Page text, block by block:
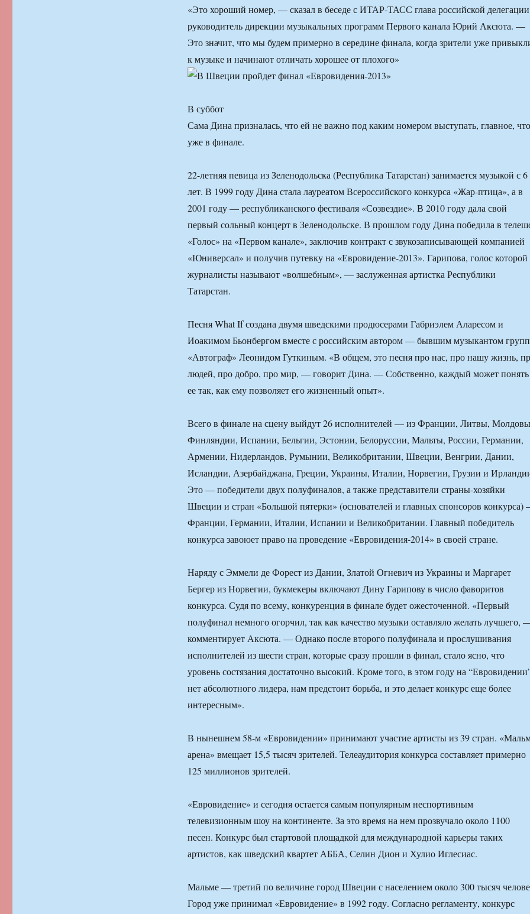
«Это хороший номер, — сказал в беседе с ИТАР-ТАСС глава российской
руководитель дирекции музыкальных программ Первого канала Юрий Аксюта. —
Это значит, что мы будем примерно в середине финала, когда зрители уже
к музыке и начинают отличать хорошее от плохого»
В суббот
Сама Дина призналась, что ей не важно под каким номером выступать, главное, что
уже в финале.
22-летняя певица из Зеленодольска (Республика Татарстан) занимается музыкой с 6
лет. В 1999 году Дина стала лауреатом Всероссийского конкурса «Жар-птица», а в
2001 году — республиканского фестиваля «Созвездие». В 2010 году дала свой
первый сольный концерт в Зеленодольске. В прошлом году Дина победила в
«Голос» на «Первом канале», заключив контракт с звукозаписывающей компанией
«Юниверсал» и получив путевку на «Евровидение-2013». Гарипова, голос которой
журналисты называют «волшебным», — заслуженная артистка Республики
Татарстан.
Песня What If создана двумя шведскими продюсерами Габриэлем Аларесом и
Иоакимом Бьонбергом вместе с российским автором — бывшим музыкантом
«Автограф» Леонидом Гуткиным. «В общем, это песня про нас, про нашу жизнь,
людей, про добро, про мир, — говорит Дина. — Собственно, каждый может понять
ее так, как ему позволяет его жизненный опыт».
Всего в финале на сцену выйдут 26 исполнителей — из Франции, Литвы,
Финляндии, Испании, Бельгии, Эстонии, Белоруссии, Мальты, России, Германии,
Армении, Нидерландов, Румынии, Великобритании, Швеции, Венгрии, Дании,
Исландии, Азербайджана, Греции, Украины, Италии, Норвегии, Грузии и
Это — победители двух полуфиналов, а также представители страны-хозяйки
Швеции и стран «Большой пятерки» (основателей и главных спонсоров
Франции, Германии, Италии, Испании и Великобритании. Главный победитель
конкурса завоюет право на проведение «Евровидения-2014» в своей стране.
Наряду с Эммели де Форест из Дании, Златой Огневич из Украины и Маргарет
Бергер из Норвегии, букмекеры включают Дину Гарипову в число фаворитов
конкурса. Судя по всему, конкуренция в финале будет ожесточенной. «Первый
полуфинал немного огорчил, так как качество музыки оставляло желать лучшего,
комментирует Аксюта. — Однако после второго полуфинала и прослушивания
исполнителей из шести стран, которые сразу прошли в финал, стало ясно, что
уровень состязания достаточно высокий. Кроме того, в этом году на
нет абсолютного лидера, нам предстоит борьба, и это делает конкурс еще более
интересным».
В нынешнем 58-м «Евровидении» принимают участие артисты из 39 стран.
арена» вмещает 15,5 тысяч зрителей. Телеаудитория конкурса составляет примерно
125 миллионов зрителей.
«Евровидение» и сегодня остается самым популярным неспортивным
телевизионным шоу на континенте. За это время на нем прозвучало около 1100
песен. Конкурс был стартовой площадкой для международной карьеры таких
артистов, как шведский квартет АББА, Селин Дион и Хулио Иглесиас.
Мальме — третий по величине город Швеции с населением около 300 тысяч
Город уже принимал «Евровидение» в 1992 году. Согласно регламенту, конкурс